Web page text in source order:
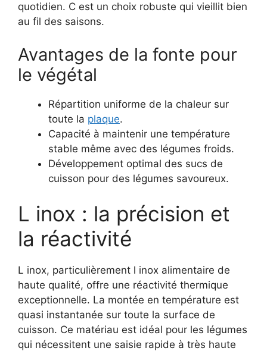
quotidien. C est un choix robuste qui vieillit bien
au fil des saisons.
Avantages de la fonte pour
le végétal
Répartition uniforme de la chaleur sur
toute la plaque.
Capacité à maintenir une température
stable même avec des légumes froids.
Développement optimal des sucs de
cuisson pour des légumes savoureux.
L inox : la précision et
la réactivité
L inox, particulièrement l inox alimentaire de
haute qualité, offre une réactivité thermique
exceptionnelle. La montée en température est
quasi instantanée sur toute la surface de
cuisson. Ce matériau est idéal pour les légumes
qui nécessitent une saisie rapide à très haute